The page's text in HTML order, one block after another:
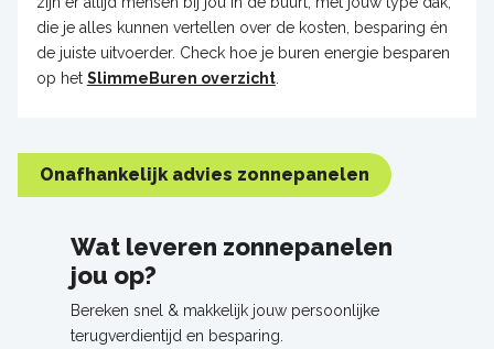
die je alles kunnen vertellen over de kosten, besparing én
de juiste uitvoerder. Check hoe je buren energie besparen
op het SlimmeBuren overzicht.
Onafhankelijk advies zonnepanelen
Wat leveren zonnepanelen
jou op?
Bereken snel & makkelijk jouw persoonlijke
terugverdientijd en besparing.